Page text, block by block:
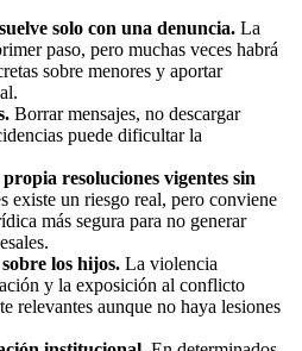
solo con una denuncia. La
paso, pero muchas veces habrá
sobre menores y aportar
Borrar mensajes, no descargar
puede dificultar la
resoluciones vigentes sin
existe un riesgo real, pero conviene
más segura para no generar
los hijos. La violencia
y la exposición al conflicto
relevantes aunque no haya lesiones